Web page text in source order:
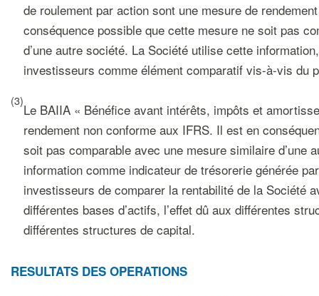
de roulement par action sont une mesure de
conséquence possible que cette mesure ne soit pas
d’une autre société. La Société utilise cette
investisseurs comme élément comparatif vis-à-vis du
(3)
Le BAIIA « Bénéfice avant intérêts, impôts et
rendement non conforme aux IFRS. Il est en
soit pas comparable avec une mesure similaire d’une
information comme indicateur de trésorerie générée
investisseurs de comparer la rentabilité de la Société
différentes bases d’actifs, l’effet dû aux différentes
différentes structures de capital.
RESULTATS DES OPERATIONS